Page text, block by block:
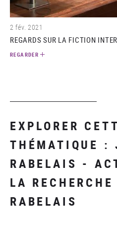
2 fév. 2021
REGARDS SUR LA FICTION
REGARDER
EXPLORER
THÉMATIQUE :
RABELAIS -
LA RECHERCHE
RABELAIS